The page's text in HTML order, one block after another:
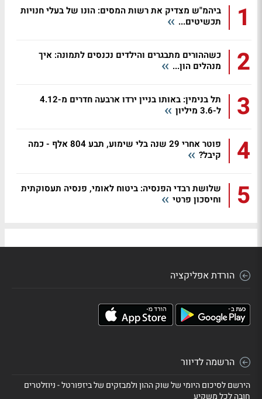
1
ביהמ"ש מצדיק את רשות המסים: הונו של בעלי חנויות
תכשיטים...
2
כשההורים מתבגרים והילדים נכנסים לתמונה: איך
מנהלים הון...
3
תל בנימין: באותו בניין ירדו ארבעה חדרים מ-4.12
ל-3.6 מיליון
4
פוטר אחרי 29 שנה בלי שימוע, תבע 804 אלף - כמה
קיבל?
5
שלושת רבדי הפנסיה: ביטוח לאומי, פנסיה תעסוקתית
וחיסכון פרטי
הורדת אפליקציה
הרשמה לדיוור
הירשם לסיכום היומי של שוק ההון ולמבזקים של ביזפורטל - ניוזלטרים
חובה לכל משקיע